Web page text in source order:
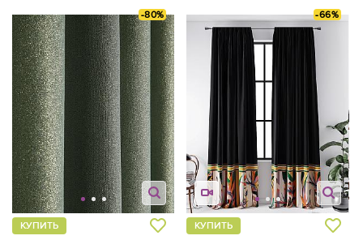
-80%
КУПИТЬ
-66%
КУПИТЬ